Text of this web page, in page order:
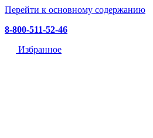
Перейти к основному содержанию
8-800-511-52-46
Избранное